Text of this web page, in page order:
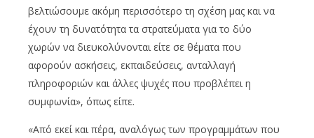
βελτιώσουμε ακόμη περισσότερο τη σχέση μας και να
έχουν τη δυνατότητα τα στρατεύματα για το δύο
χωρών να διευκολύνονται είτε σε θέματα που
αφορούν ασκήσεις, εκπαιδεύσεις, ανταλλαγή
πληροφοριών και άλλες ψυχές που προβλέπει η
συμφωνία», όπως είπε.
«Από εκεί και πέρα, αναλόγως των προγραμμάτων που